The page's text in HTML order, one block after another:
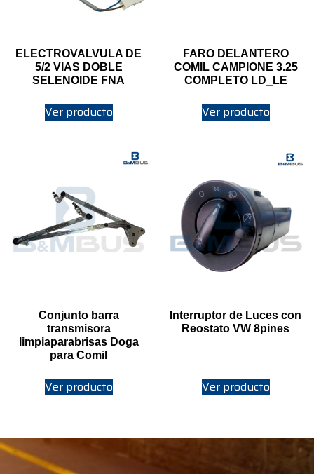
ELECTROVALVULA DE
5/2 VIAS DOBLE
SELENOIDE FNA
Ver producto
FARO DELANTERO
COMIL CAMPIONE 3.25
COMPLETO LD_LE
Ver producto
Conjunto barra
transmisora
limpiaparabrisas Doga
para Comil
Ver producto
Interruptor de Luces con
Reostato VW 8pines
Ver producto